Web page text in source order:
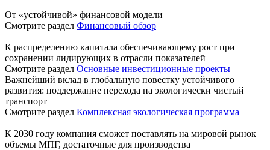
От «устойчивой» финансовой модели
Смотрите раздел Финансовый обзор
К распределению капитала обеспечивающему рост при
сохранении лидирующих в отрасли показателей
Смотрите раздел Основные инвестиционные проекты
Важнейший вклад в глобальную повестку устойчивого
развития: поддержание перехода на экологически чистый
транспорт
Смотрите раздел Комплексная экологическая программа
К 2030 году компания сможет поставлять на мировой рынок
объемы МПГ, достаточные для производства